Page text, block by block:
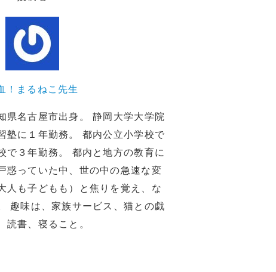
！まるねこ先生
県名古屋市出身。 静岡大学大学院
塾に１年勤務。 都内公立小学校で
で３年勤務。 都内と地方の教育に
惑っていた中、世の中の急速な変
人も子どもも）と焦りを覚え、な
趣味は、家族サービス、猫との戯
読書、寝ること。